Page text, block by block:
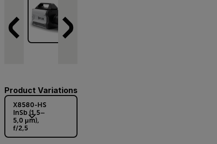
Product Variations
X8580-HS
InSb (1,5–
5,0 μm),
f/2,5